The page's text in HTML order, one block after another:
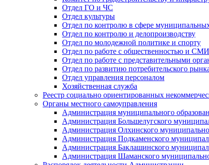
Отдел ГО и ЧС
Отдел культуры
Отдел по контролю в сфере
Отдел по контролю и делопроизводству
Отдел по молодежной политике и спорту
Отдел по работе с общественностью и СМИ
Отдел по работе с представительными
Отдел по развитию потребительского
Отдел управления персоналом
Хозяйственная служба
Реестр социально ориентированных
Органы местного самоуправления
Администрация муниципального
Администрация Большелугского
Администрация Олхинского
Администрация Подкаменского
Администрация Баклашинского
Администрация Шаманского